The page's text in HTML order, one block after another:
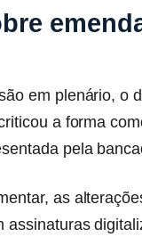
em plenário, o
a forma
pela
as
assinaturas